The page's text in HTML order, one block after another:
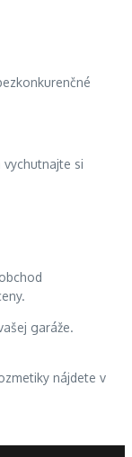
si
garáže.
nájdete v